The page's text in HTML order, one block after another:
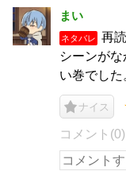
まい
ネタバレ
再
シーンが
い巻でした
ナイス
コメント(0)